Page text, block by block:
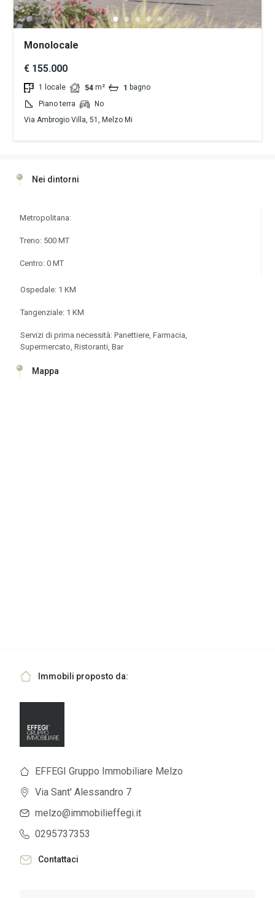
Monolocale
€ 155.000
1 locale 54m² 1 bagno
Piano terra
No
Via Ambrogio Villa, 51, Melzo Mi
Nei dintorni
Metropolitana:
Treno: 500 MT
Centro: 0 MT
Ospedale: 1 KM
Tangenziale: 1 KM
Servizi di prima necessità: Panettiere, Farmacia,
Supermercato, Ristoranti, Bar
Mappa
Immobili proposto da:
EFFEGI Gruppo Immobiliare Melzo
Via Sant' Alessandro 7
melzo@immobilieffegi.it
0295737353
Contattaci